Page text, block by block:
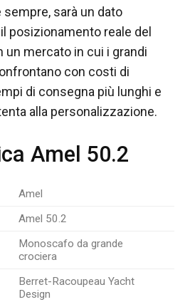
sarà un dato
posizionamento reale del
mercato in cui i grandi
con costi di
di consegna più lunghi e
alla personalizzazione.
Amel 50.2
Amel
Amel 50.2
Monoscafo da grande
crociera
Berret-Racoupeau Yacht
Design